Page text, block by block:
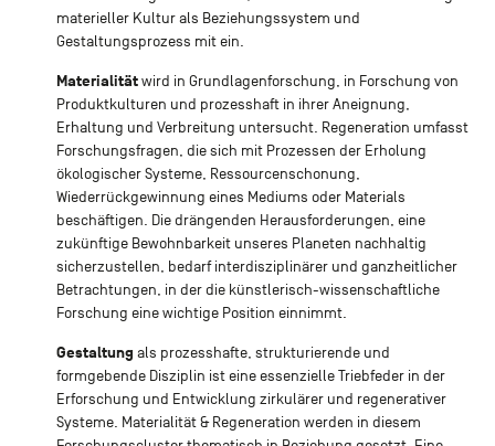
materieller Kultur als Beziehungssystem und
Gestaltungsprozess mit ein.
Materialitätwird in Grundlagenforschung, in Forschung von
Produktkulturen und prozesshaft in ihrer Aneignung,
Erhaltung und Verbreitung untersucht. Regeneration umfasst
Forschungsfragen, die sich mit Prozessen der Erholung
ökologischer Systeme, Ressourcenschonung,
Wiederrückgewinnung eines Mediums oder Materials
beschäftigen. Die drängenden Herausforderungen, eine
zukünftige Bewohnbarkeit unseres Planeten nachhaltig
sicherzustellen, bedarf interdisziplinärer und ganzheitlicher
Betrachtungen, in der die künstlerisch-wissenschaftliche
Forschung eine wichtige Position einnimmt.
Gestaltung als prozesshafte, strukturierende und
formgebende Disziplin ist eine essenzielle Triebfeder in der
Erforschung und Entwicklung zirkulärer und regenerativer
Systeme. Materialität & Regeneration werden in diesem